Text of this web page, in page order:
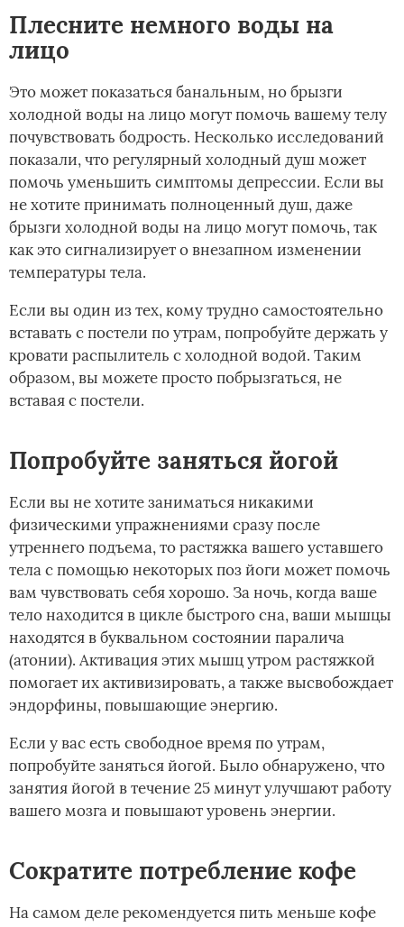
Плесните немного воды на
лицо
Это может показаться банальным, но брызги
холодной воды на лицо могут помочь вашему телу
почувствовать бодрость. Несколько исследований
показали, что регулярный холодный душ может
помочь уменьшить симптомы депрессии. Если вы
не хотите принимать полноценный душ, даже
брызги холодной воды на лицо могут помочь, так
как это сигнализирует о внезапном изменении
температуры тела.
Если вы один из тех, кому трудно самостоятельно
вставать с постели по утрам, попробуйте держать у
кровати распылитель с холодной водой. Таким
образом, вы можете просто побрызгаться, не
вставая с постели.
Попробуйте заняться йогой
Если вы не хотите заниматься никакими
физическими упражнениями сразу после
утреннего подъема, то растяжка вашего уставшего
тела с помощью некоторых поз йоги может помочь
вам чувствовать себя хорошо. За ночь, когда ваше
тело находится в цикле быстрого сна, ваши мышцы
находятся в буквальном состоянии паралича
(атонии). Активация этих мышц утром растяжкой
помогает их активизировать, а также высвобождает
эндорфины, повышающие энергию.
Если у вас есть свободное время по утрам,
попробуйте заняться йогой. Было обнаружено, что
занятия йогой в течение 25 минут улучшают работу
вашего мозга и повышают уровень энергии.
Сократите потребление кофе
На самом деле рекомендуется пить меньше кофе